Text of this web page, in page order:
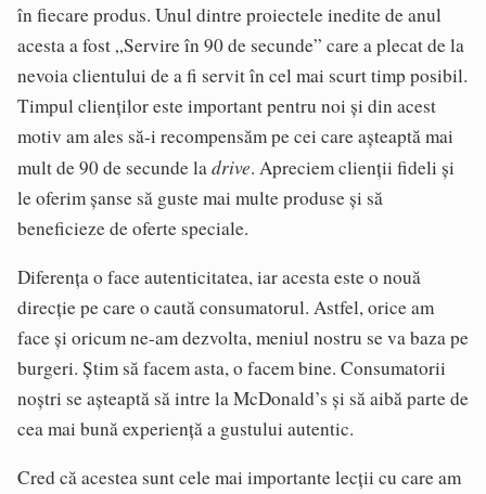
în fiecare produs. Unul dintre proiectele inedite de anul
acesta a fost „Servire în 90 de secunde” care a plecat de la
nevoia clientului de a fi servit în cel mai scurt timp posibil.
Timpul clienților este important pentru noi și din acest
motiv am ales să-i recompensăm pe cei care așteaptă mai
mult de 90 de secunde ladrive. Apreciem clienții fideli și
le oferim șanse să guste mai multe produse și să
beneficieze de oferte speciale.
Diferența o face autenticitatea, iar acesta este o nouă
direcție pe care o caută consumatorul. Astfel, orice am
face și oricum ne-am dezvolta, meniul nostru se va baza pe
burgeri. Știm să facem asta, o facem bine. Consumatorii
noștri se așteaptă să intre la McDonald’s și să aibă parte de
cea mai bună experiență a gustului autentic.
Cred că acestea sunt cele mai importante lecții cu care am